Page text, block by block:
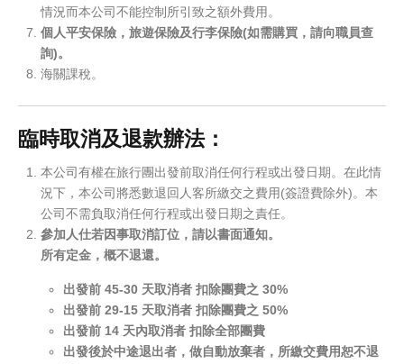
情況而本公司不能控制所引致之額外費用。
個人平安保險，旅遊保險及行李保險(如需購買，請向職員查
詢)。
海關課稅。
臨時取消及退款辦法：
本公司有權在旅行團出發前取消任何行程或出發日期。在此情
況下，本公司將悉數退回人客所繳交之費用(簽證費除外)。本
公司不需負取消任何行程或出發日期之責任。
參加人仕若因事取消訂位，請以書面通知。
所有定金，概不退還。
出發前 45-30 天取消者 扣除團費之 30%
出發前 29-15 天取消者 扣除團費之 50%
出發前 14 天內取消者 扣除全部團費
出發後於中途退出者，做自動放棄者，所繳交費用恕不退